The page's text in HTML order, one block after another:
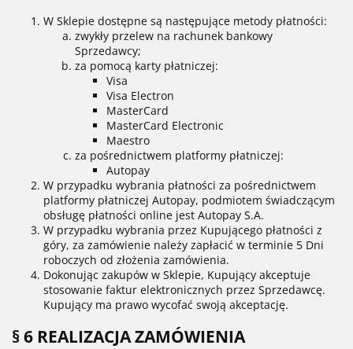
W Sklepie dostępne są następujące metody płatności:
zwykły przelew na rachunek bankowy
Sprzedawcy;
za pomocą karty płatniczej:
Visa
Visa Electron
MasterCard
MasterCard Electronic
Maestro
za pośrednictwem platformy płatniczej:
Autopay
W przypadku wybrania płatności za pośrednictwem
platformy płatniczej Autopay, podmiotem świadczącym
obsługę płatności online jest Autopay S.A.
W przypadku wybrania przez Kupującego płatności z
góry, za zamówienie należy zapłacić w terminie 5 Dni
roboczych od złożenia zamówienia.
Dokonując zakupów w Sklepie, Kupujący akceptuje
stosowanie faktur elektronicznych przez Sprzedawcę.
Kupujący ma prawo wycofać swoją akceptację.
§ 6 REALIZACJA ZAMÓWIENIA